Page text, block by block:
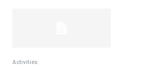
Activities